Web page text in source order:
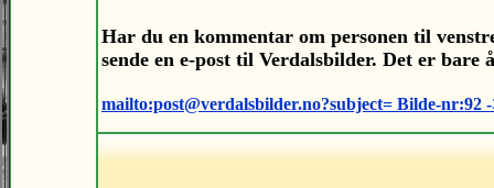
Har du en kommentar om personen til
sende en e-post til Verdalsbilder. Det er
mailto:post@verdalsbilder.no?subject= Bilde-nr:92